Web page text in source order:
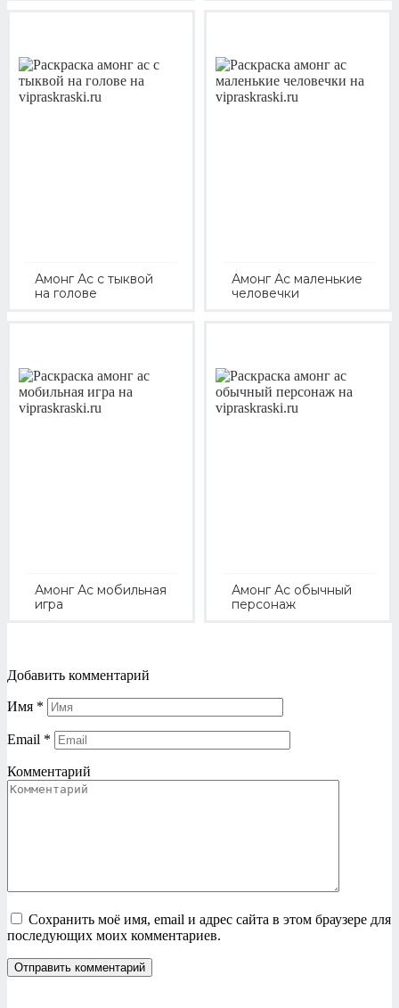
Амонг Ас с тыквой
на голове
Амонг Ас маленькие
человечки
Амонг Ас мобильная
игра
Амонг Ас обычный
персонаж
Добавить комментарий
Имя *
Email *
Комментарий
Сохранить моё имя, email и адрес сайта в этом браузере для
последующих моих комментариев.